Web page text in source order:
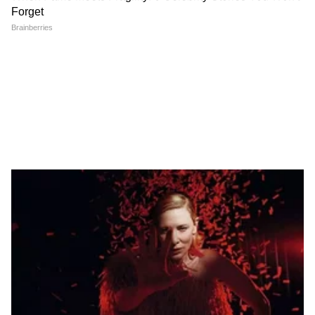
LATEST VIDEOS
गुंगी गुडियावर अमृता फडणवीस यांची प्रतिक्रिया
| Amruta Fadanvis on Gungi Gudiya at
तुकाराम मुंढे: अनालॉग पनीरवर बंदी | FDA |
Paneer Ban | Maharashtra | tukaram